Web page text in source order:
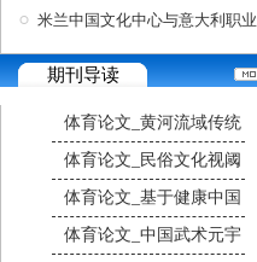
期刊导读
体育论文_黄河流域传统
体育论文_民俗文化视阈
体育论文_基于健康中国
体育论文_中国武术元宇